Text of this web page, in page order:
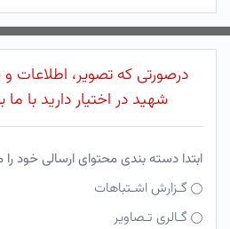
درصورتی که تصویر، اطلاعات و
شهید در اختیار دارید با ما
ابتدا دسته بندی محتوای ارسالی خود
گـزارش اشـتباهات
گـالری تـصاویر